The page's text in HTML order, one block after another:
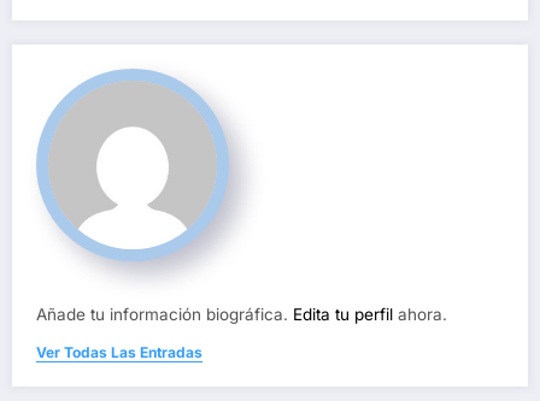
Añade tu información biográfica. Edita tu perfil ahora.
Ver Todas Las Entradas